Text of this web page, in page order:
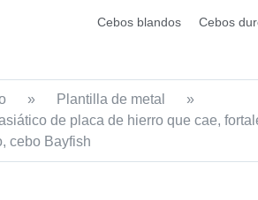
Cebos blandos Cebos
» Plantilla de metal
»
de placa de hierro que cae,
cebo Bayfish